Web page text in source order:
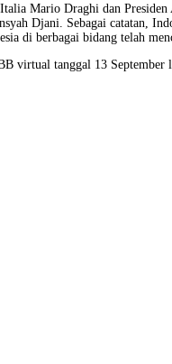
Mario Draghi dan
Djani. Sebagai catatan,
di berbagai bidang telah
virtual tanggal 13